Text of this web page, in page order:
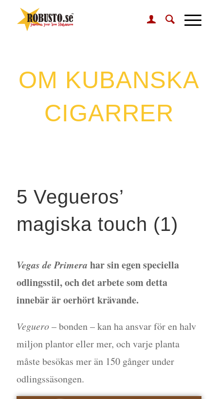
OM KUBANSKA
CIGARRER
5 Vegueros’
magiska touch (1)
Vegas de Primera har sin egen speciella
odlingsstil, och det arbete som detta
innebär är oerhört krävande.
Veguero– bonden – kan ha ansvar för en halv
miljon plantor eller mer, och varje planta
måste besökas mer än 150 gånger under
odlingssäsongen.